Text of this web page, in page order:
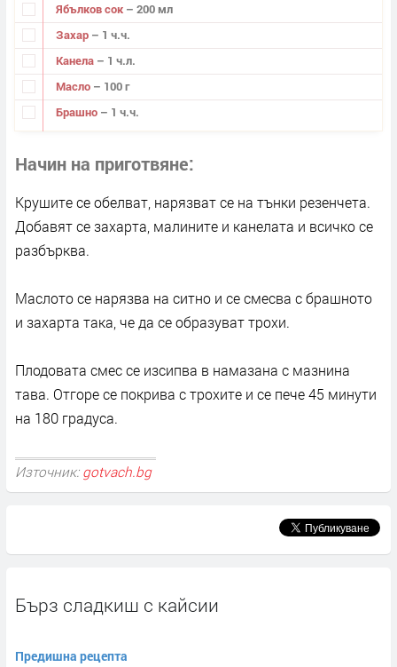
Ябълков сок – 200 мл
Захар – 1 ч.ч.
Канела – 1 ч.л.
Масло – 100 г
Брашно – 1 ч.ч.
Начин на приготвяне
Крушите се обелват, нарязват се на тънки резенчета.
Добавят се захарта, малините и канелата и всичко се
разбърква.
Маслото се нарязва на ситно и се смесва с брашното
и захарта така, че да се образуват трохи.
Плодовата смес се изсипва в намазана с мазнина
тава. Отгоре се покрива с трохите и се пече 45 минути
на 180 градуса.
Източник: gotvach.bg
Бърз сладкиш с кайсии
Предишна рецепта